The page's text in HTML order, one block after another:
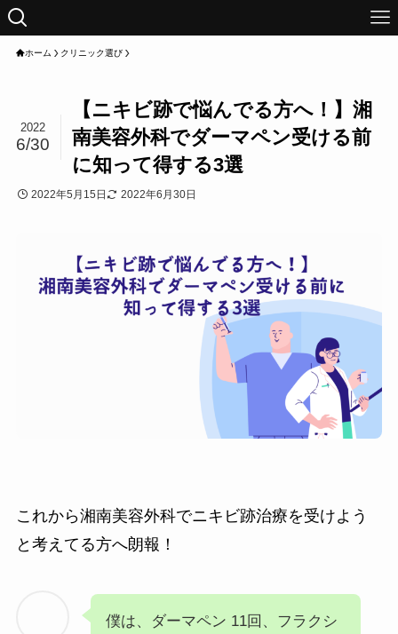
ホーム クリニック選び
【ニキビ跡で悩んでる方へ！】湘
南美容外科でダーマペン受ける前
に知って得する3選
2022
6/30
2022年5月15日 2022年6月30日
これから湘南美容外科でニキビ跡治療を受けよう
と考えてる方へ朗報！
僕は、ダーマペン 11回、フラクシ